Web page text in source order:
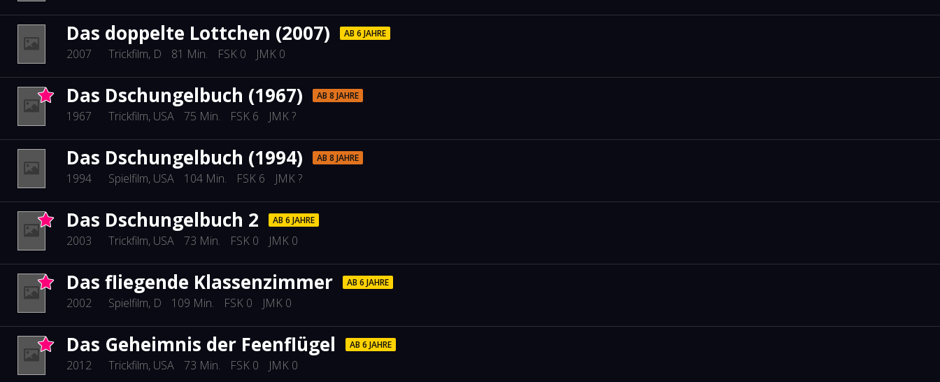
Das doppelte Lottchen (2007) AB 6 JAHRE
2007 Trickfilm, D 81 Min. FSK 0 JMK 0
Das Dschungelbuch (1967) AB 8 JAHRE
1967 Trickfilm, USA 75 Min. FSK 6 JMK ?
Das Dschungelbuch (1994) AB 8 JAHRE
1994 Spielfilm, USA 104 Min. FSK 6 JMK ?
Das Dschungelbuch 2 AB 6 JAHRE
2003 Trickfilm, USA 73 Min. FSK 0 JMK 0
Das fliegende Klassenzimmer AB 6 JAHRE
2002 Spielfilm, D 109 Min. FSK 0 JMK 0
Das Geheimnis der Feenflügel AB 6 JAHRE
2012 Trickfilm, USA 73 Min. FSK 0 JMK 0